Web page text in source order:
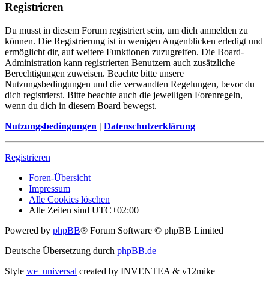
Registrieren
Du musst in diesem Forum registriert sein, um dich anmelden zu
können. Die Registrierung ist in wenigen Augenblicken erledigt und
ermöglicht dir, auf weitere Funktionen zuzugreifen. Die Board-
Administration kann registrierten Benutzern auch zusätzliche
Berechtigungen zuweisen. Beachte bitte unsere
Nutzungsbedingungen und die verwandten Regelungen, bevor du
dich registrierst. Bitte beachte auch die jeweiligen Forenregeln,
wenn du dich in diesem Board bewegst.
Nutzungsbedingungen | Datenschutzerklärung
Registrieren
Foren-Übersicht
Impressum
Alle Cookies löschen
Alle Zeiten sind UTC+02:00
Powered by phpBB® Forum Software © phpBB Limited
Deutsche Übersetzung durch phpBB.de
Style we_universal created by INVENTEA & v12mike